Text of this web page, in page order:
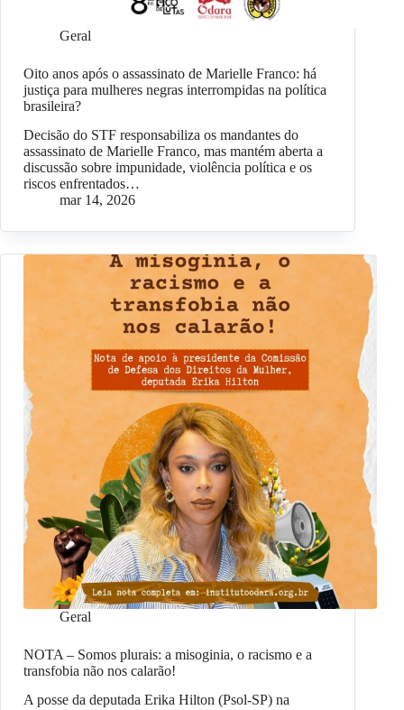
Geral
Oito anos após o assassinato de Marielle Franco: há
justiça para mulheres negras interrompidas na política
brasileira?
Decisão do STF responsabiliza os mandantes do
assassinato de Marielle Franco, mas mantém aberta a
discussão sobre impunidade, violência política e os
riscos enfrentados…
mar 14, 2026
Geral
NOTA – Somos plurais: a misoginia, o racismo e a
transfobia não nos calarão!
A posse da deputada Erika Hilton (Psol-SP) na